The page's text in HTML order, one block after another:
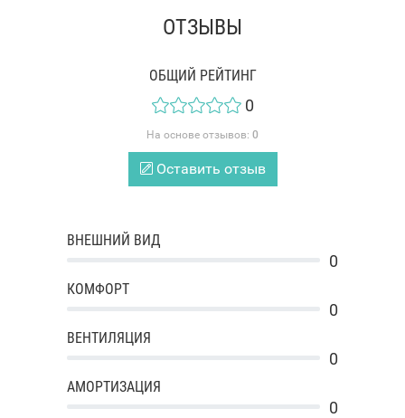
ОТЗЫВЫ
ОБЩИЙ РЕЙТИНГ
0
На основе отзывов: 0
Оставить отзыв
ВНЕШНИЙ ВИД
0
КОМФОРТ
0
ВЕНТИЛЯЦИЯ
0
АМОРТИЗАЦИЯ
0